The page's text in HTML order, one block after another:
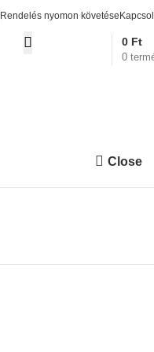
Rendelés nyomon követése
0
0 Ft
Close